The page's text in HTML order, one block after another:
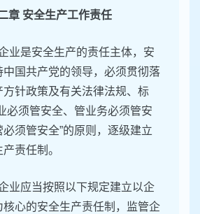
章 安全生产工作责任
业是安全生产的责任主体，安
国共产党的领导，必须贯彻落
方针政策及有关法律法规、标
必须管安全、管业务必须管安
须管安全”的原则，逐级建立
责任制。
业应当按照以下规定建立以企
核心的安全生产责任制，监管企